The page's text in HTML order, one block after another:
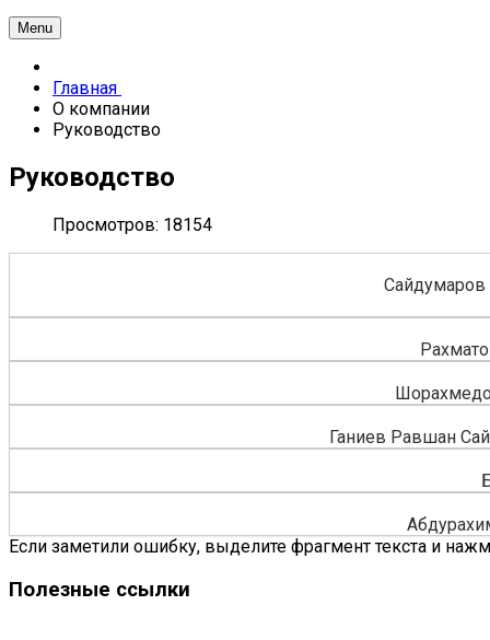
Menu
Главная
О компании
Руководство
Руководство
Просмотров: 18154
Ганиев Равшан
Если заметили ошибку, выделите фрагмент текста и
Полезные ссылки